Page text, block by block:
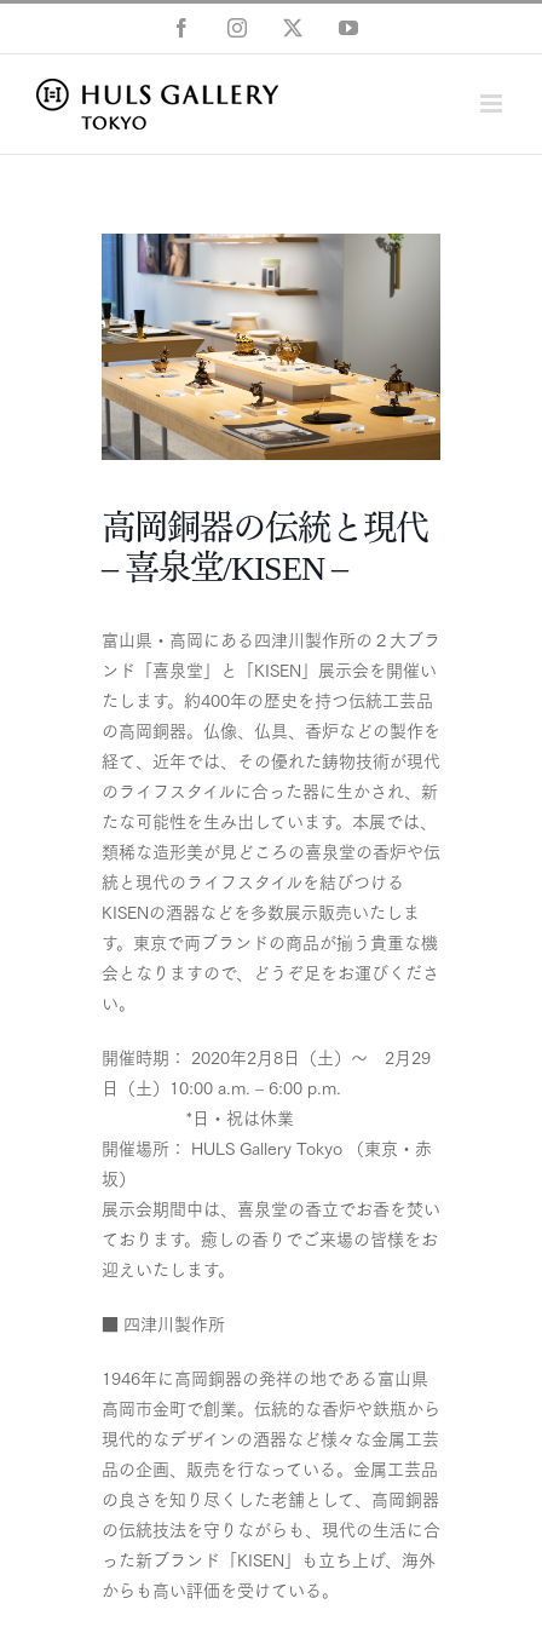
to
content
FacebookInstagram YouTube
高岡銅器の伝統と現代
– 喜泉堂/KISEN –
富山県・高岡にある四津川製作所の２大ブラ
ンド「喜泉堂」と「KISEN」展示会を開催い
たします。約400年の歴史を持つ伝統工芸品
の高岡銅器。仏像、仏具、香炉などの製作を
経て、近年では、その優れた鋳物技術が現代
のライフスタイルに合った器に生かされ、新
たな可能性を生み出しています。本展では、
類稀な造形美が見どころの喜泉堂の香炉や伝
統と現代のライフスタイルを結びつける
KISENの酒器などを多数展示販売いたしま
す。東京で両ブランドの商品が揃う貴重な機
会となりますので、どうぞ足をお運びくださ
い。
開催時期： 2020年2月8日（土）〜 2月29
日（土）10:00 a.m. – 6:00 p.m.
*日・祝は休業
開催場所： HULS Gallery Tokyo （東京・赤
坂）
展示会期間中は、喜泉堂の香立でお香を焚い
ております。癒しの香りでご来場の皆様をお
迎えいたします。
■ 四津川製作所
1946年に高岡銅器の発祥の地である富山県
高岡市金町で創業。伝統的な香炉や鉄瓶から
現代的なデザインの酒器など様々な金属工芸
品の企画、販売を行なっている。金属工芸品
の良さを知り尽くした老舗として、高岡銅器
の伝統技法を守りながらも、現代の生活に合
った新ブランド「KISEN」も立ち上げ、海外
からも高い評価を受けている。